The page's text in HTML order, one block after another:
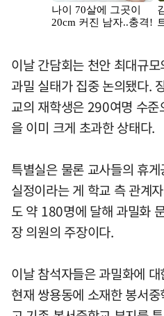
이날 간담회는 천안 최대규
과밀 실태가 집중 논의됐다.
교의 재학생은 290여명 수
을 이미 크게 초과한 상태다.
특별실은 물론 교사들의 휴
실정이라는 게 학교 측 관계
도 약 180명에 달해 과밀화
장 의원의 주장이다.
이날 참석자들은 과밀화에
현재 쌍용동에 소재한 봉서